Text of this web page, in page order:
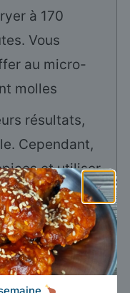
à 170
Vous
au micro-
molles
résultats,
Cependant,
et utiliser
93g|
×